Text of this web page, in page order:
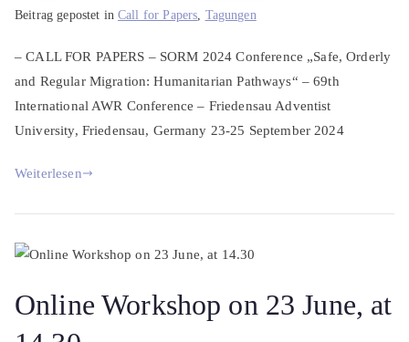
Beitrag gepostet inCall for Papers Tagungen
– CALL FOR PAPERS – SORM 2024 Conference „Safe, Orderly
and Regular Migration: Humanitarian Pathways“ – 69th
International AWR Conference – Friedensau Adventist
University, Friedensau, Germany 23-25 September 2024
Weiterlesen
Online Workshop on 23 June, at